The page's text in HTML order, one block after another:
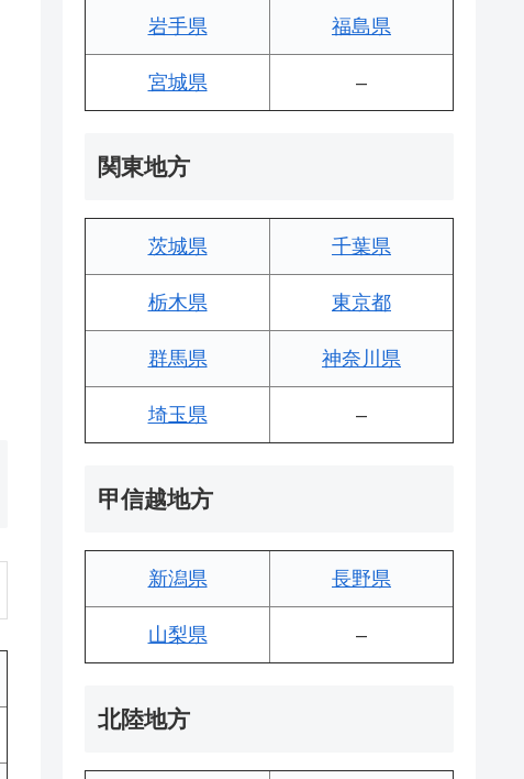
岩手県 福島県
宮城県 –
関東地方
茨城県 千葉県
栃木県 東京都
群馬県 神奈川県
埼玉県 –
甲信越地方
新潟県 長野県
山梨県 –
北陸地方